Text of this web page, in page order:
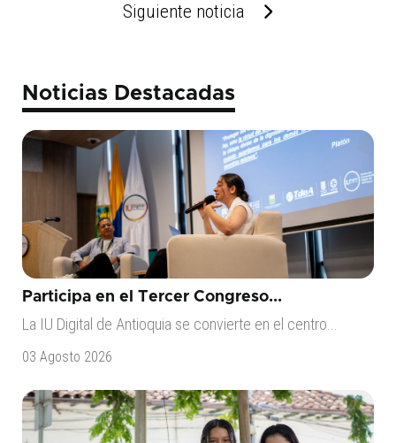
Siguiente noticia
Noticias Destacadas
Participa en el Tercer Congreso...
La IU Digital de Antioquia se convierte en el centro...
03 Agosto 2026